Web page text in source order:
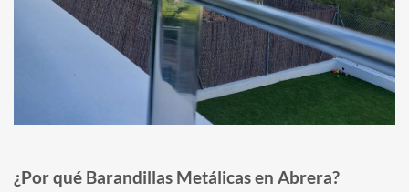
¿Por qué Barandillas Metálicas en Abrera?